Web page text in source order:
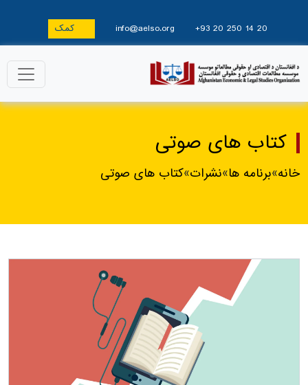
+93 20 250 14 20
info@aelso.org کمک
کتاب های صوتی
خانه»برنامه ها»نشرات»کتاب های صوتی